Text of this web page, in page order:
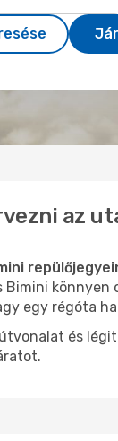
az
Bimini
egy régóta
és